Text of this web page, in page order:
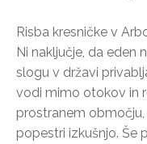
Risba kresničke v
Ni naključje, da eden
slogu v državi
vodi mimo otokov in
prostranem
popestri izkušnjo. Še